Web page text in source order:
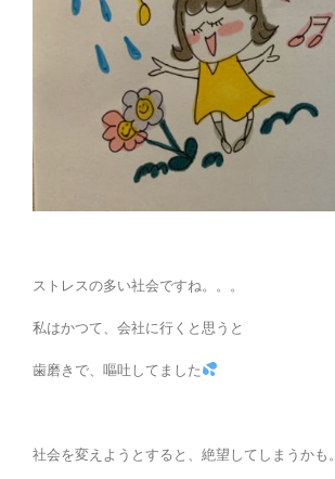
ストレスの多い社会ですね。。。
私はかつて、会社に行くと思うと
歯磨きで、嘔吐してました
社会を変えようとすると、絶望してしまうかも。